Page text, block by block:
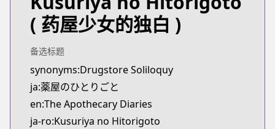
Official Raw
https://www.manga-up.com/titles/356
Kitsu
Kitsu
https://kitsu.app/manga/39631
CDJapan
CDJapan
https://www.anime-planet.com/manga/https://
( 药屋少女的独白 )
备选标题
synonyms:Drugstore Soliloquy
ja:薬屋のひとりごと
en:The Apothecary Diaries
ja-ro:Kusuriya no Hitorigoto